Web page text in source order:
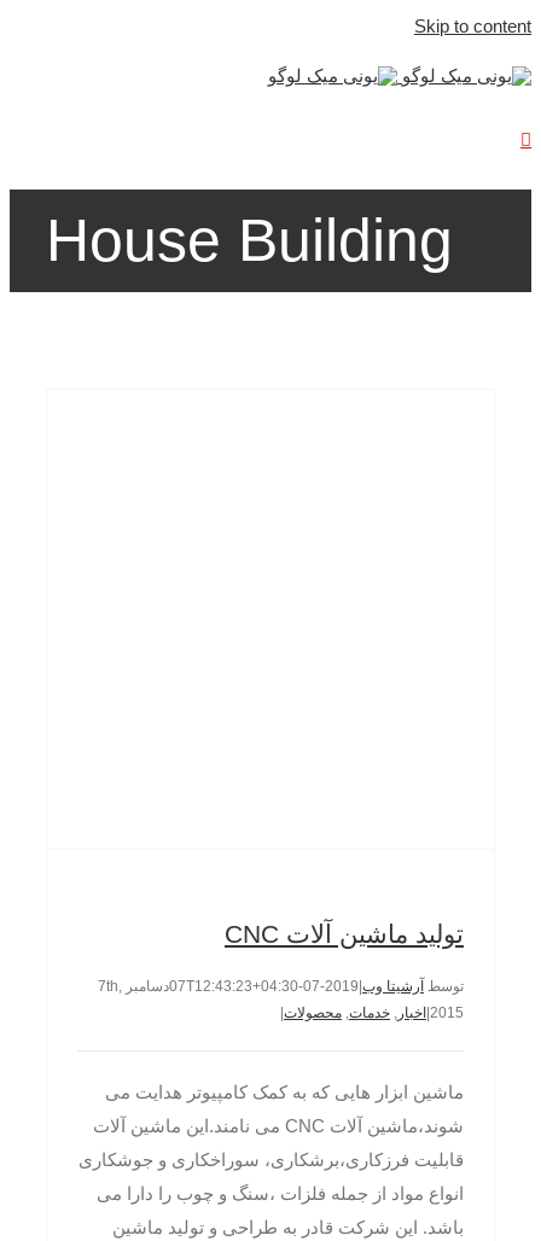
Skip to content
House Building
تولید ماشین آلات CNC
توسط آرشیتا وب 2019-07-07T12:43:23+04:30
دسامبر 7th,
2015 اخبار , خدمات, محصولات
ماشین ابزار هایی که به کمک کامپیوتر هدایت می
شوند،ماشین آلات CNC می نامند.این ماشین آلات
قابلیت فرزکاری،برشکاری، سوراخکاری و جوشکاری
انواع مواد از جمله فلزات ،سنگ و چوب را دارا می
باشد. این شرکت قادر به طراحی و تولید ماشین